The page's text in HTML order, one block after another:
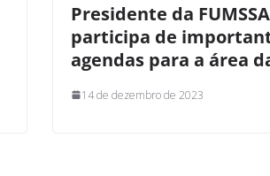
Presidente da
participa de
agendas para a área
14 de dezembro de 2023